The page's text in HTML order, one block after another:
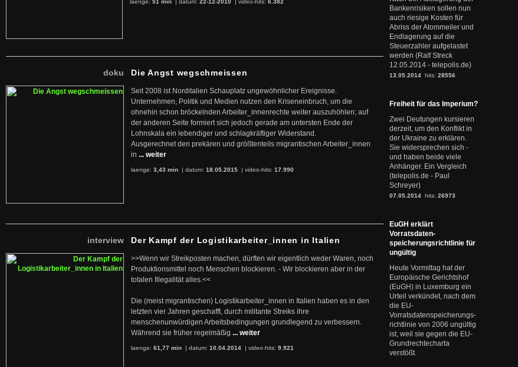
laenge: 51 min | datum: 22-12-2010 | video-hits: 6.382
doku Die Angst wegschmeissen
Seit 2008 ist Norditalien Schauplatz ungewöhnlicher Ereignisse.
Unternehmen, Politik und Medien nutzen den Kriseneinbruch, um die
ohnehin schon bröckelnden Arbeiter_innenrechte weiter auszuhöhlen; auf
der anderen Seite formiert sich jedoch gerade am untersten Ende der
Lohnskala ein lebendiger und schlagkräftiger Widerstand.
Ausgerechnet den prekären und größtenteils migrantischen Arbeiter_innen
in ... weiter
laenge: 3,43 min | datum: 18.05.2015 | video-hits: 17.990
interview Der Kampf der Logistikarbeiter_innen in Italien
>>Wenn wir Streikposten machen, dürften wir eigentlich weder Waren, noch
Produktionsmittel noch Menschen blockieren. - Wir blockieren aber in der
totalen Illegalität alles.<<
Die (meist migrantischen) Logistikarbeiter_innen in Italien haben es in den
letzten vier Jahren geschafft, durch militante Streiks ihre
menschenunwürdigen Arbeitsbedingungen grundlegend zu verbessern.
Während sie früher regelmäßig ... weiter
laenge: 61,77 min | datum: 10.04.2014 | video-hits: 9.921
Bankenrisiken sollen nun
auch riesige Kosten für
Abriss der Atommeiler und
Endlagerung auf die
Steuerzahler aufgelastet
werden (Ralf Streck
12.05.2014 - telepolis.de)
13.05.2014 hits: 28556
Freiheit für das Imperium?
Zwei Deutungen kursieren
derzeit, um den Konflikt in
der Ukraine zu erklären.
Sie widersprechen sich -
und haben beide viele
Anhänger. Ein Vergleich
(telepolis.de - Paul
Schreyer)
07.05.2014 hits: 26973
EuGH erklärt
Vorratsdaten-
speicherungsrichtlinie für
ungültig
Heute Vormittag hat der
Europäische Gerichtshof
(EuGH) in Luxemburg ein
Urteil verkündet, nach dem
die EU-
Vorratsdatenspeicherungs-
richtlinie von 2006 ungültig
ist, weil sie gegen die EU-
Grundrechtecharta
verstößt.